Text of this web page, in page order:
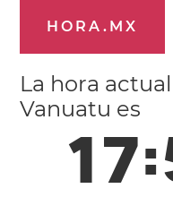
HORA.MX
La hora
Vanuatu es
17: